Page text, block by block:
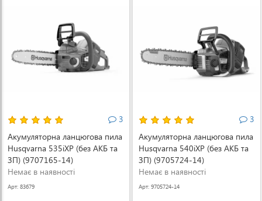
3
Акумуляторна ланцюгова пила
Husqvarna 535iXP (без АКБ та
ЗП) (9707165-14)
Немає в наявності
Арт: 83679
3
Акумуляторна ланцюгова пила
Husqvarna 540iXP (без АКБ та
ЗП) (9705724-14)
Немає в наявності
Арт: 9705724-14